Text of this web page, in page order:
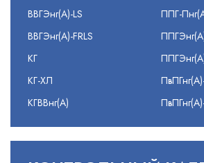
ВВГЭнг(А)-LS
ВВГЭнг(А)-FRLS
КГ
КГ-ХЛ
КГВВнг(А)
ППГ-